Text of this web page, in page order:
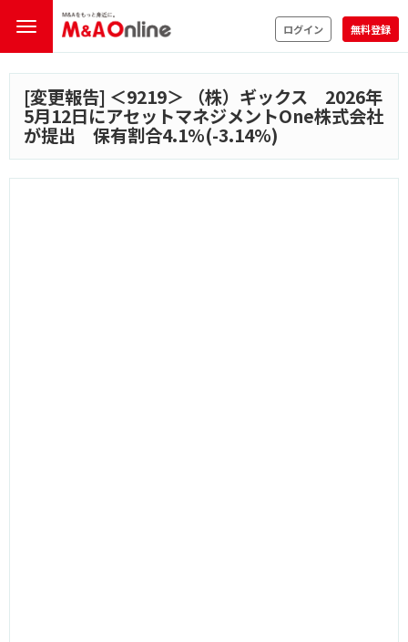
ログイン 無料登録
[変更報告] ＜9219＞ （株）ギックス 2026年
5月12日にアセットマネジメントOne株式会社
が提出 保有割合4.1%(-3.14%)